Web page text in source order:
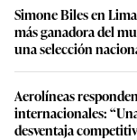
Simone Biles en
más ganadora del
una selección
Aerolíneas
internacionales:
desventaja